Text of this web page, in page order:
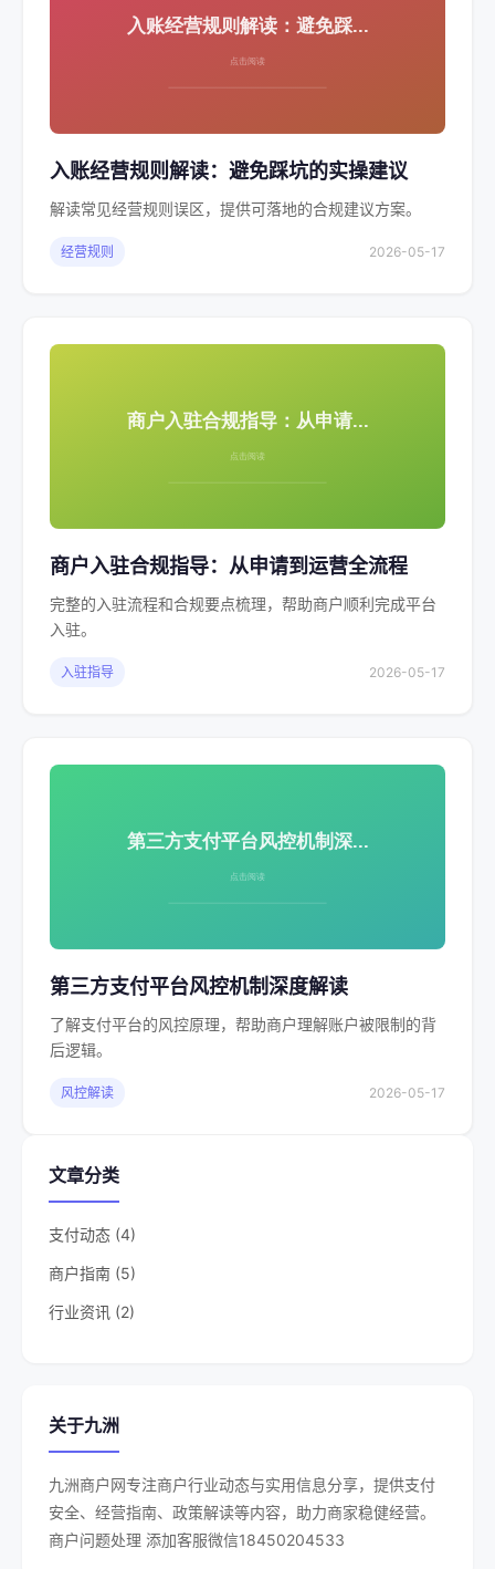
入账经营规则解读：避免踩坑的实操建议
解读常见经营规则误区，提供可落地的合规建议方案。
经营规则 2026-05-17
商户入驻合规指导：从申请到运营全流程
完整的入驻流程和合规要点梳理，帮助商户顺利完成平台
入驻。
入驻指导 2026-05-17
第三方支付平台风控机制深度解读
了解支付平台的风控原理，帮助商户理解账户被限制的背
后逻辑。
风控解读 2026-05-17
文章分类
支付动态 (4)
商户指南 (5)
行业资讯 (2)
关于九洲
九洲商户网专注商户行业动态与实用信息分享，提供支付
安全、经营指南、政策解读等内容，助力商家稳健经营。
商户问题处理 添加客服微信18450204533